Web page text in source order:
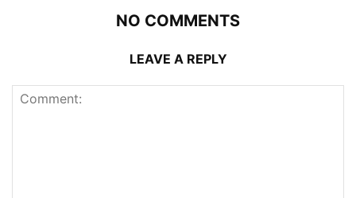
NO COMMENTS
LEAVE A REPLY